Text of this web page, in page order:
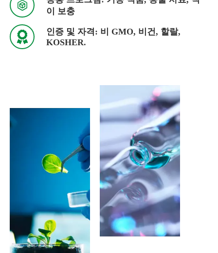

이 보충

인증 및 자격: 비 GMO, 비건, 할랄,
KOSHER.